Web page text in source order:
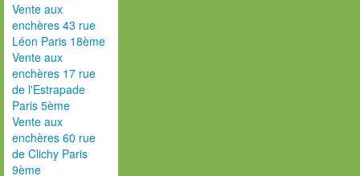
Vente aux
enchères 43 rue
Léon Paris 18ème
Vente aux
enchères 17 rue
de l'Estrapade
Paris 5ème
Vente aux
enchères 60 rue
de Clichy Paris
9ème